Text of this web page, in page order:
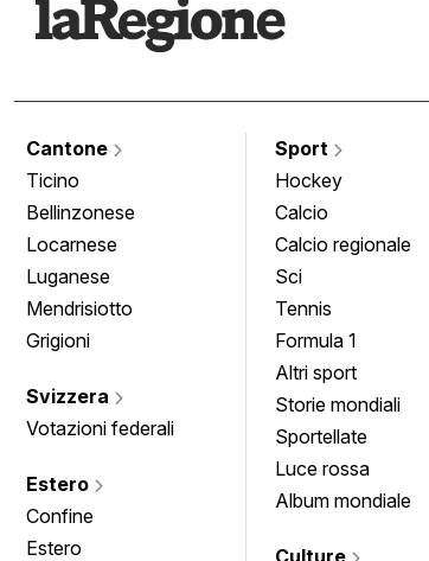
Cantone
Ticino
Bellinzonese
Locarnese
Luganese
Mendrisiotto
Grigioni
Svizzera
Votazioni federali
Estero
Confine
Estero
Sport
Hockey
Calcio
Calcio regionale
Sci
Tennis
Formula 1
Altri sport
Storie mondiali
Sportellate
Luce rossa
Album mondiale